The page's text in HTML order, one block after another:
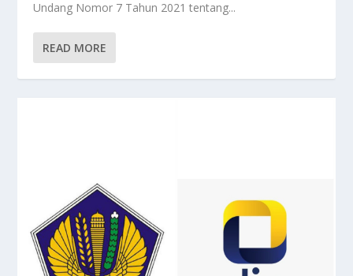
Undang Nomor 7 Tahun 2021 tentang...
READ MORE